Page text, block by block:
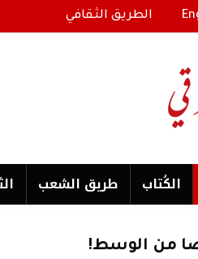
الطريق الثقافي
الكُتاب طریق الشعب
من الوسط!